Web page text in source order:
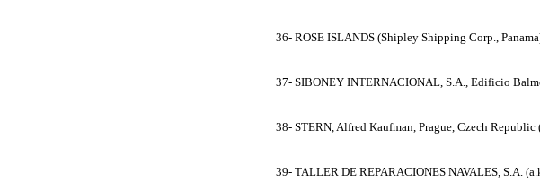
36- ROSE ISLANDS (Shipley Shipping Corp.,
37- SIBONEY INTERNACIONAL, S.A., Edificio
38- STERN, Alfred Kaufman, Prague, Czech
39- TALLER DE REPARACIONES NAVALES, S.A.